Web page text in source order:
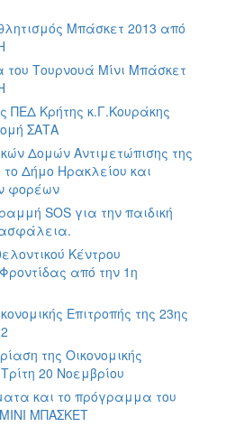
Μπάσκετ 2013 από
Τουρνουά Μίνι Μπάσκετ
ΠΕΔ Κρήτης κ.Γ.Κουράκης
ΣΑΤΑ
Δομών Αντιμετώπισης της
Δήμο Ηρακλείου και
φορέων
SOS για την παιδική
Κέντρου
από την 1η
Επιτροπής της 23ης
της Οικονομικής
20 Νοεμβρίου
και το πρόγραμμα του
ΜΠΑΣΚΕΤ